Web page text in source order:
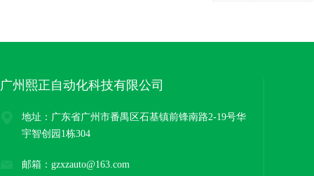
广州熙正自动化科技有限公司
地址：广东省广州市番禺区石基镇前锋南路2-19号华
宇智创园1栋304
邮箱：gzxzauto@163.com